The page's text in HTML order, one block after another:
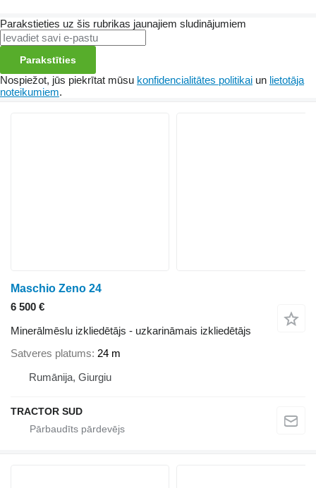
Parakstieties uz šis rubrikas jaunajiem sludinājumiem
Parakstīties
Nospiežot, jūs piekrītat mūsu konfidencialitātes politikai un lietotāja
noteikumiem.
Maschio Zeno 24
6 500 €
Minerālmēslu izkliedētājs - uzkarināmais izkliedētājs
Satveres platums 24 m
Rumānija, Giurgiu
TRACTOR SUD